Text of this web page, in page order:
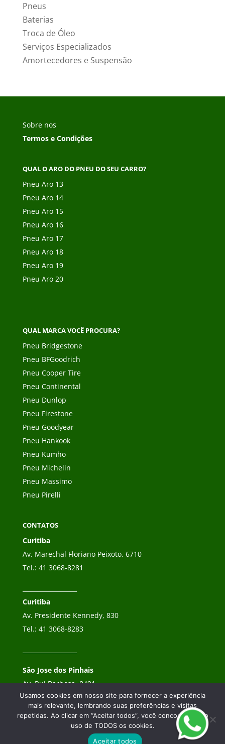
Pneus
Baterias
Troca de Óleo
Serviços Especializados
Amortecedores e Suspensão
Sobre nos
Termos e Condições
QUAL O ARO DO PNEU DO SEU CARRO?
Pneu Aro 13
Pneu Aro 14
Pneu Aro 15
Pneu Aro 16
Pneu Aro 17
Pneu Aro 18
Pneu Aro 19
Pneu Aro 20
QUAL MARCA VOCÊ PROCURA?
Pneu Bridgestone
Pneu BFGoodrich
Pneu Cooper Tire
Pneu Continental
Pneu Dunlop
Pneu Firestone
Pneu Goodyear
Pneu Hankook
Pneu Kumho
Pneu Michelin
Pneu Massimo
Pneu Pirelli
CONTATOS
Curitiba
Av. Marechal Floriano Peixoto, 6710
Tel.: 41 3068-8281
Curitiba
Av. Presidente Kennedy, 830
Tel.: 41 3068-8283
São Jose dos Pinhais
Av. Rui Barbosa, 8491
Tel.:41 3068-8282
Usamos cookies em nosso site para fornecer a experiência
mais relevante, lembrando suas preferências e visitas
repetidas. Ao clicar em “Aceitar todos”, você concorda com o
uso de TODOS os cookies.
Aceitar todos